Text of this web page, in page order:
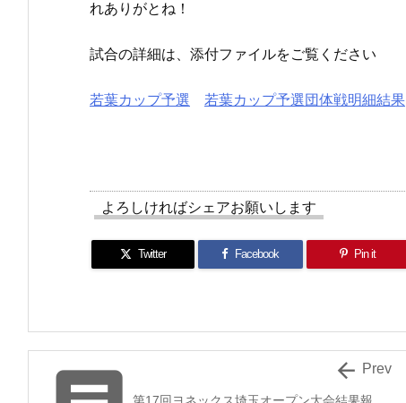
れありがとね！
試合の詳細は、添付ファイルをご覧ください
若葉カップ予選 若葉カップ予選団体戦明細結果
よろしければシェアお願いします
Twitter Facebook Pin it
 Prev